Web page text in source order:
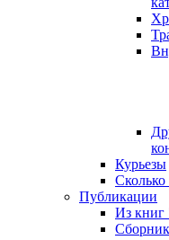
Курьезы
Публикации
Из